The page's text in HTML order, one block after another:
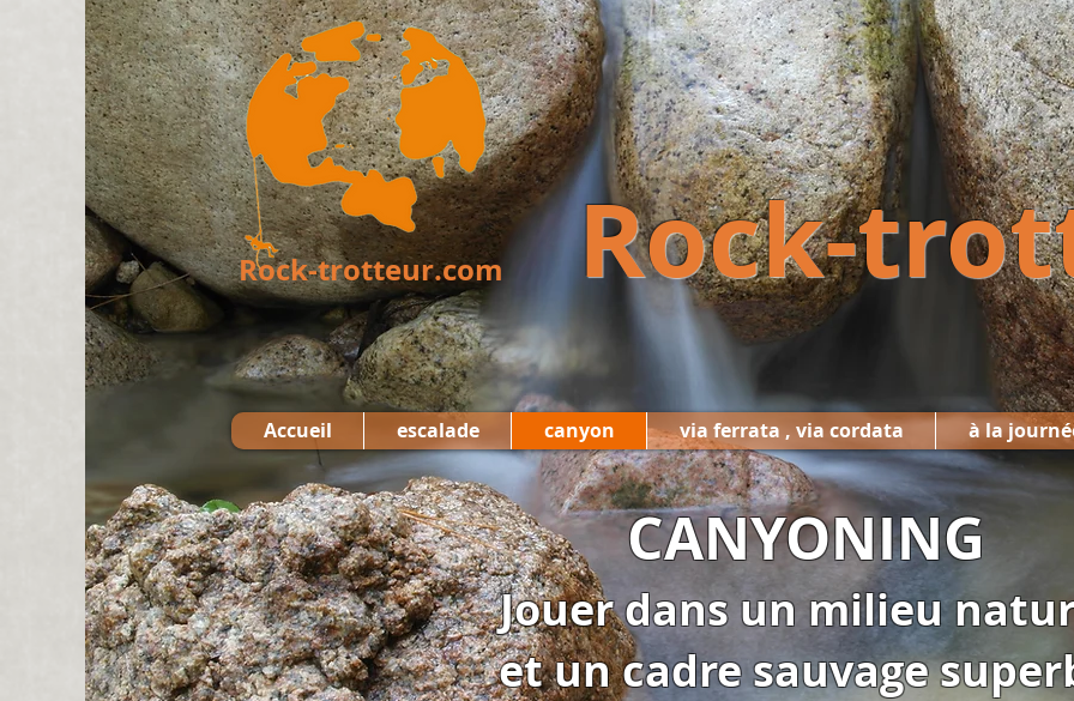
Rock-trotteur.com Rock-
CANYONING
Jouer dans un milieu
et un cadresauvage
Accueil escalade canyon via ferrata , via cordata à la